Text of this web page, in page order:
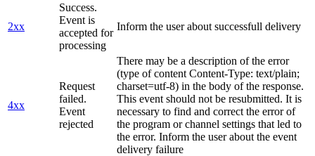
2xx
Success.
Event is
accepted for
processing
Inform the user about successfull delivery
4xx
Request
failed.
Event
rejected
There may be a description of the error
(type of content Content-Type: text/plain;
charset=utf-8) in the body of the response.
This event should not be resubmitted. It is
necessary to find and correct the error of
the program or channel settings that led to
the error. Inform the user about the event
delivery failure